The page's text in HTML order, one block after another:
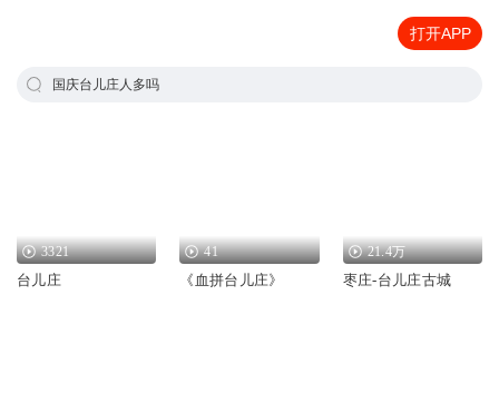
打开APP
国庆台儿庄人多吗
3321
台儿庄
41
《血拼台儿庄》
21.4万
枣庄-台儿庄古城